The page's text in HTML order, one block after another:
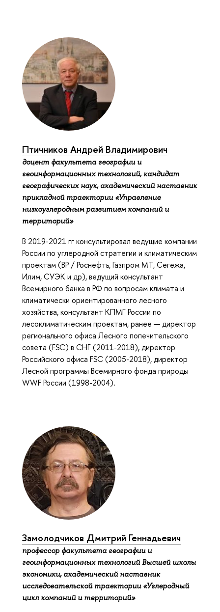
Птичников Андрей Владимирович
доцент факультета географии и
геоинформационных технологий, кандидат
географических наук, академический наставник
прикладной траектории «Управление
низкоуглеродным развитием компаний и
территорий»
В 2019-2021 гг консультировал ведущие компании
России по углеродной стратегии и климатическим
проектам (BP / Роснефть, Газпром МТ, Сегежа,
Илим, СУЭК и др), ведущий консультант
Всемирного банка в РФ по вопросам климата и
климатически ориентированного лесного
хозяйства, консультант КПМГ России по
лесоклиматическим проектам, ранее — директор
регионального офиса Лесного попечительского
совета (FSC) в СНГ (2011-2018), директор
Российского офиса FSC (2005-2018), директор
Лесной программы Всемирного фонда природы
WWF России (1998-2004).
Замолодчиков Дмитрий Геннадьевич
профессор факультета географии и
геоинформационных технологий Высшей школы
экономики, академический наставник
исследовательской траектории «Углеродный
цикл компаний и территорий»